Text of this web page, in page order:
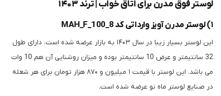
لوستر فوق مدرن برای اتاق خواب | ترند ۱۴۰۳
۱) لوستر مدرن آویز وارداتی کد MAH_F_100_8
این لوستر بسیار زیبا در سال ۱۴۰۳ به بازار عرضه شده است. دارای طول
32 سانتیمتر و عرض 10 سانتیمتر بوده و میزان روشنایی آن هم 10 وات
می باشد. این لوستر با قیمت ۱ میلیون و ۸۷۰ هزار تومان برای هر شعله
در صنایع لوستر ماه نو عرضه شده است.